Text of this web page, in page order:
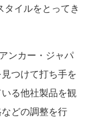
タイルをとってき
ンカー・ジャパ
つけて打ち手を
る他社製品を観
どの調整を行